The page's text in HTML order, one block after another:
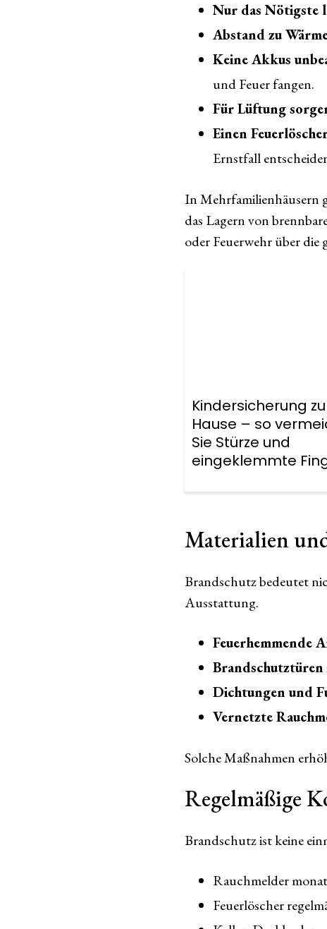
Nur das Nötigste
Abstand zu
Keine Akkus
und Feuer fangen.
Für Lüftung
Einen
Ernstfall
In Mehrfamilienhäusern
das Lagern von
oder Feuerwehr über die
Kindersicherung zu
Hause – so
Sie Stürze und
eingeklemmte
Materialien
Brandschutz bedeutet
Ausstattung.
Feuerhemmende
Brandschutztüren
Dichtungen und
Vernetzte
Solche Maßnahmen
Regelmäßige
Brandschutz ist keine
Rauchmelder
Feuerlöscher